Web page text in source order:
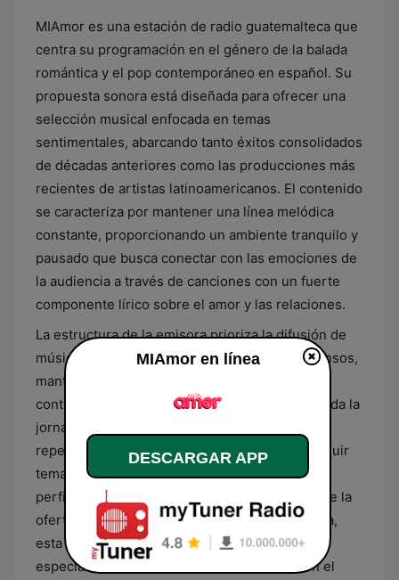
MIAmor es una estación de radio guatemalteca que
centra su programación en el género de la balada
romántica y el pop contemporáneo en español. Su
propuesta sonora está diseñada para ofrecer una
selección musical enfocada en temas
sentimentales, abarcando tanto éxitos consolidados
de décadas anteriores como las producciones más
recientes de artistas latinoamericanos. El contenido
se caracteriza por mantener una línea melódica
constante, proporcionando un ambiente tranquilo y
pausado que busca conectar con las emociones de
la audiencia a través de canciones con un fuerte
componente lírico sobre el amor y las relaciones.
La estructura de la emisora prioriza la difusión de
música sobre los segmentos de locución extensos,
manteniendo un formato fluido que asegura la
continuidad de las piezas musicales durante toda la
jornada. Aunque su núcleo principal es el
repertorio en castellano, la estación puede incluir
temas de pop internacional que se ajusten a su
perfil auditivo suave y melódico. Como parte de la
oferta radiofónica del grupo RCN en Guatemala,
esta señal se posiciona como un espacio
especializado para los oyentes que prefieren el
MIAmor en línea
DESCARGAR APP